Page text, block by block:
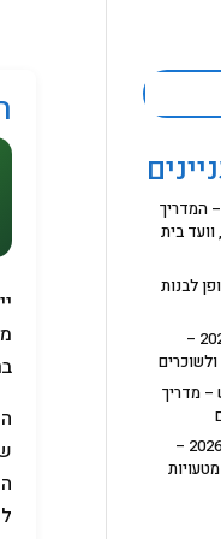
המדריך
וועד בית
לבנות
שכירת דירה בתל אביב 2026 –
– מדריך
איך קונים רכב משומש ב-2026 –